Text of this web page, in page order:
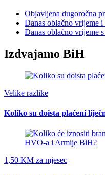
Objavljena dugoročna
Danas oblačno vrijeme i
Danas oblačno vrijeme
Izdvajamo BiH
Velike razlike
Koliko su doista plaćeni
1,50 KM za mjesec